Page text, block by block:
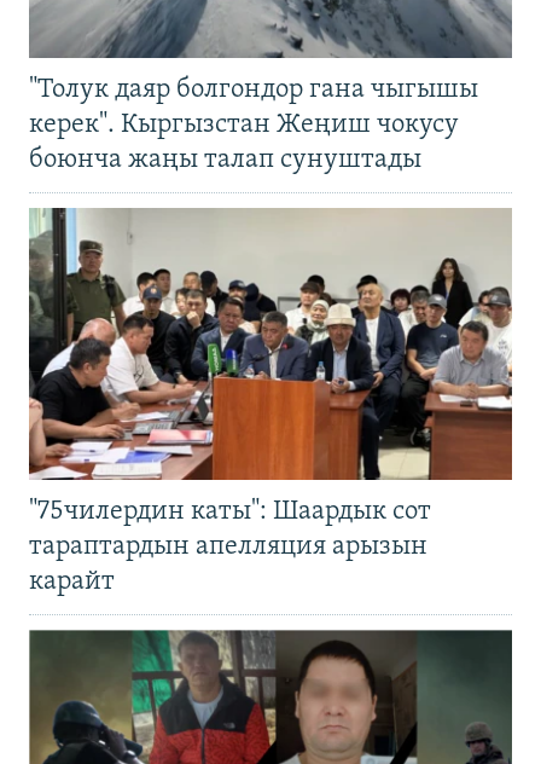
"Толук даяр болгондор гана чыгышы
керек". Кыргызстан Жеңиш чокусу
боюнча жаңы талап сунуштады
"75чилердин каты": Шаардык сот
тараптардын апелляция арызын
карайт